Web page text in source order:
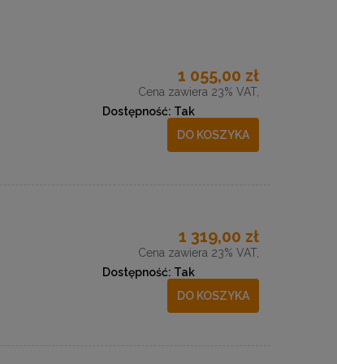
1 055,00 zł
Cena zawiera 23% VAT,
Dostępność: Tak
DO KOSZYKA
1 319,00 zł
Cena zawiera 23% VAT,
Dostępność: Tak
DO KOSZYKA